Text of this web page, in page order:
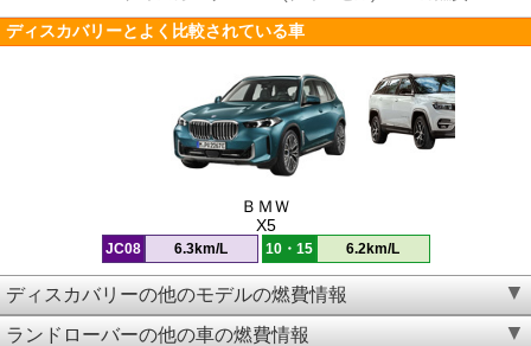
ディスカバリーとよく比較されている車
ＢＭＷ
X5
JC08 6.3km/L 10・15 6.2km/L
ディスカバリーの他のモデルの燃費情報
ランドローバーの他の車の燃費情報